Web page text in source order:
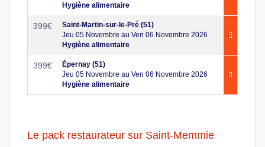
Hygiène alimentaire
399€
Saint-Martin-sur-le-Pré (51)
Jeu 05 Novembre au Ven 06 Novembre 2026
Hygiène alimentaire
399€
Épernay (51)
Jeu 05 Novembre au Ven 06 Novembre 2026
Hygiène alimentaire
Le pack restaurateur sur Saint-Memmie